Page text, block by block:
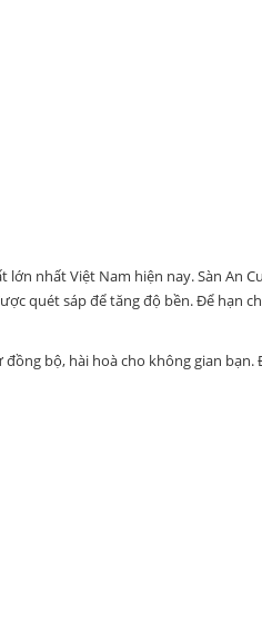
nhất Việt Nam hiện nay. Sàn An
quét sáp để tăng độ bền. Để hạn
bộ, hài hoà cho không gian bạn.